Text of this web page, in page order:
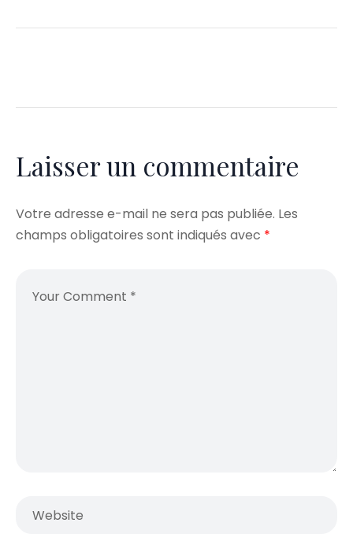
Laisser un commentaire
Votre adresse e-mail ne sera pas publiée. Les
champs obligatoires sont indiqués avec *